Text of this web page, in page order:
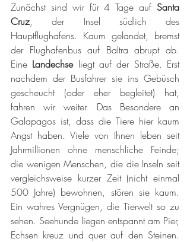
Zunächst sind wir für 4 Tage auf Santa
Cruz, der Insel südlich des
Hauptflughafens. Kaum gelandet, bremst
der Flughafenbus auf Baltra abrupt ab.
Eine Landechse liegt auf der Straße. Erst
nachdem der Busfahrer sie ins Gebüsch
gescheucht (oder eher begleitet) hat,
fahren wir weiter. Das Besondere an
Galapagos ist, dass die Tiere hier kaum
Angst haben. Viele von Ihnen leben seit
Jahrmillionen ohne menschliche Feinde;
die wenigen Menschen, die die Inseln seit
vergleichsweise kurzer Zeit (nicht einmal
500 Jahre) bewohnen, stören sie kaum.
Ein wahres Vergnügen, die Tierwelt so zu
sehen. Seehunde liegen entspannt am Pier,
Echsen kreuz und quer auf den Steinen.